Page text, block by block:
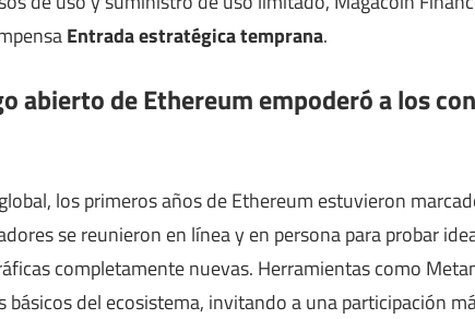
Entrada estratégica temprana.
abierto de Ethereum empoderó a los
los primeros años de Ethereum estuvieron
se reunieron en línea y en persona para probar
completamente nuevas. Herramientas como
del ecosistema, invitando a una participación